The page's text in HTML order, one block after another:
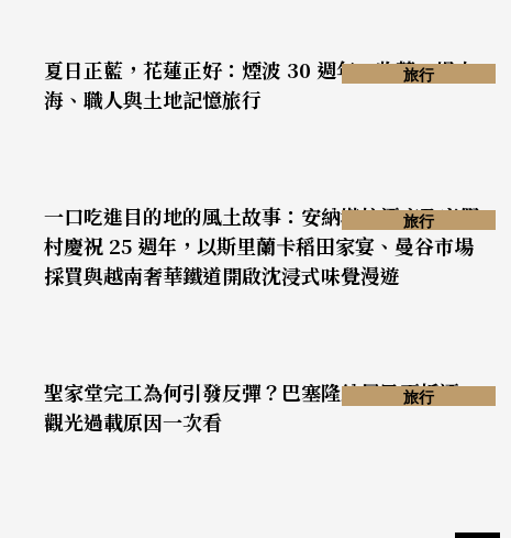
夏日正藍，花蓮正好：煙波 30 週年，收藏一場山
海、職人與土地記憶旅行
旅行
一口吃進目的地的風土故事：安納塔拉酒店及度假
村慶祝 25 週年，以斯里蘭卡稻田家宴、曼谷市場
採買與越南奢華鐵道開啟沈浸式味覺漫遊
旅行
聖家堂完工為何引發反彈？巴塞隆納居民憂拆遷、
觀光過載原因一次看
旅行